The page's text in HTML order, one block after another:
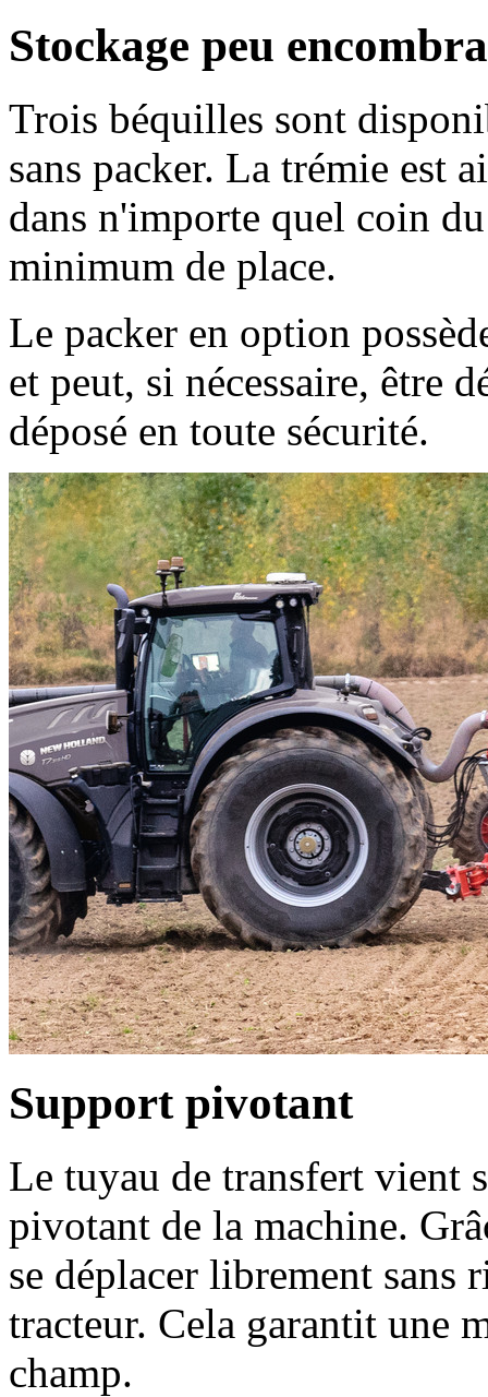
Stockage peu
Trois béquilles sont
sans packer. La trémie est
dans n'importe quel coin
minimum de place.
Le packer en option
et peut, si nécessaire, être
déposé en toute sécurité.
Support pivotant
Le tuyau de transfert vient
pivotant de la machine.
se déplacer librement sans
tracteur. Cela garantit une
champ.